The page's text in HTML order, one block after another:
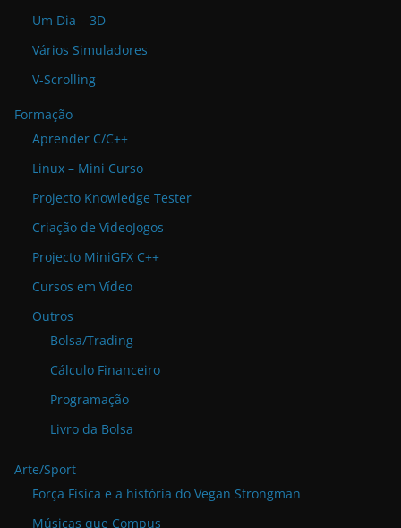
Um Dia – 3D
Vários Simuladores
V-Scrolling
Formação
Aprender C/C++
Linux – Mini Curso
Projecto Knowledge Tester
Criação de VideoJogos
Projecto MiniGFX C++
Cursos em Vídeo
Outros
Bolsa/Trading
Cálculo Financeiro
Programação
Livro da Bolsa
Arte/Sport
Força Física e a história do Vegan Strongman
Músicas que Compus